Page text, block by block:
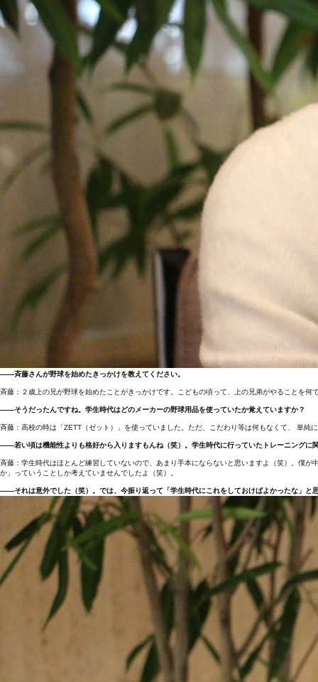
――斉藤さんが野球を始めたきっかけを教えてください。
斉藤：２歳上の兄が野球を始めたことがきっかけです。こどもの頃って、上の兄弟がやることを
――そうだったんですね。学生時代はどのメーカーの野球用品を使っていたか覚えていますか？
斉藤：高校の時は「ZETT（ゼット）」を使っていました。ただ、こだわり等は何もなくて、 単純
――若い頃は機能性よりも格好から入りますもんね（笑）。学生時代に行っていたトレーニングに
斉藤：学生時代はほとんど練習していないので、あまり手本にならないと思いますよ（笑）。僕
か」っていうことしか考えていませんでしたよ（笑）。
――それは意外でした（笑）。では、今振り返って「学生時代にこれをしておけばよかったな」と